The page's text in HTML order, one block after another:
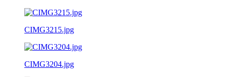
CIMG3215.jpg
CIMG3204.jpg